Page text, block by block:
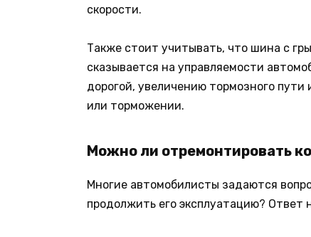
скорости.
Также стоит учитывать, что шина с
сказывается на управляемости
дорогой, увеличению тормозного
или торможении.
Можно ли отремонтировать
Многие автомобилисты задаются
продолжить его эксплуатацию? Ответ